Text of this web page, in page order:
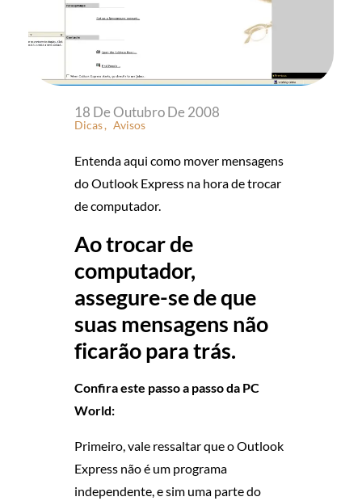
C
M
O
M
O
V
R
M
E
18 De Outubro De 2008
Avisos
Dicas
Entenda aqui como mover mensagens
do Outlook Express na hora de trocar
de computador.
Ao trocar de
computador,
assegure-se de que
suas mensagens não
ficarão para trás.
Confira este passo a passo da PC
World:
Primeiro, vale ressaltar que o Outlook
Express não é um programa
independente, e sim uma parte do